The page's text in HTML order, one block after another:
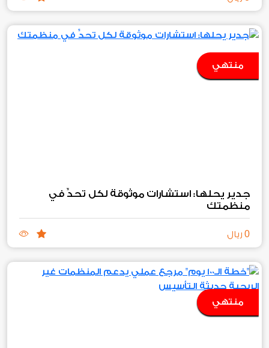
منتهي
جدير يحلها: استشارات موثوقة لكل تحدٍّ في
منظمتك
0 ريال
منتهي